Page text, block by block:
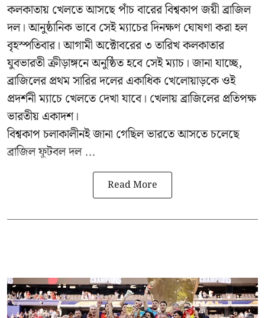
কলকাতায় খেলতে আসছে পাঁচ বারের বিশ্বকাপ জয়ী ব্রাজিল
দল। আনুষ্ঠানিক ভাবে সেই ম্যাচের দিনক্ষণ ঘোষণা করা হল
বৃহস্পতিবার। আগামী অক্টোবরের ৩ তারিখ কলকাতার
যুবভারতী ক্রীড়াঙ্গনে অনুষ্ঠিত হবে সেই ম্যাচ। জানা যাচ্ছে,
ব্রাজিলের প্রথম সারির দলের একাধিক খেলোয়াড়কে ওই
প্রদর্শনী ম্যাচে খেলতে দেখা যাবে। খেলায় ব্রাজিলের প্রতিপক্ষ
ভারতীয় একাদশ।
বিশ্বকাপ চলাকালীনই জানা গেছিল ভারতে আসতে চলেছে
ব্রাজিল ফুটবল দল ...
Read More